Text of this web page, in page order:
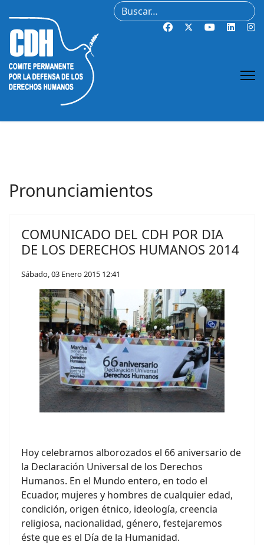
Buscar
Pronunciamientos
COMUNICADO DEL CDH POR DIA
DE LOS DERECHOS HUMANOS 2014
Sábado, 03 Enero 2015 12:41
Hoy celebramos alborozados el 66 aniversario de
la Declaración Universal de los Derechos
Humanos. En el Mundo entero, en todo el
Ecuador, mujeres y hombres de cualquier edad,
condición, origen étnico, ideología, creencia
religiosa, nacionalidad, género, festejaremos
éste que es el Día de la Humanidad.